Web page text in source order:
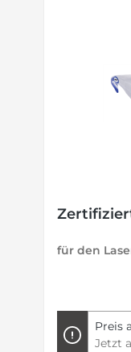
für den
Preis
Jetzt